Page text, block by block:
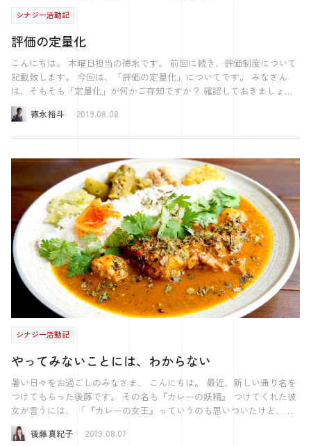
と 人間は自由ではない方がいいこともあるのです。 例えば、新人に
裁量が多い会社というのは 何をするのも自由で喜ばれると思われがち
ですが。 実はその責任の重さから離職に繋がるケースも多いのです。
就職3年以内の離職理由のトップが仕事へのストレスであることを考え
ると 新入社員を自由にし過ぎることも考えものかもしれません。 私
もお客様からアポイントをいただく際は いつでも大丈夫ですと言わず
来週、今週のように 少なからず絞った形で聞くことにしています。
いつでもだと選択肢が無限大でしんどいですからね。 【今週の何切
る？】 さてさてやってまいりました。 先週の模範解答です。 東一
ズの４、ソーズの８（５）です。 マンズの６はドラですし、 これだ
け形がいいところから切ってしまうのはもったいないです。 ソーズの
８切りは受け入れ枚数で ピンズの４切りに及びません。 またテンパイ
時の待ちの良さで比較しても ピンズ４を残した場合ピンズの３、ピン
ズの５が来れば両面待ちになりますが ソーズの８を残せばソーズの
７、ソーズの６が来れば両面待ち、 またソーズの４が来ると３、６、
９の３面待ちになります。 これらを踏まえて、 答えはピンズの４で
す。 さて今回の問題です。 東一局 自分は西家 ドラは西 4巡目で
す。 選択肢は4つですね。 どんな理由で何を切るでしょうか？ 考えて
みてください。 また来週お会いしましょう。
シナジー活動記
評価の定量化
こんにちは。 木曜日担当の徳永です。 前回に続き、評価制度について
記載致します。 今回は、「評価の定量化」についてです。 みなさん
は、そもそも「定量化」が何かご存知ですか？ 確認しておきましょ
う。 定量化：大量の量的な側面に注目し、数値を用いた記述などを行
うこと。 では、評価を定量化するにはどうすればよいでしょうか？ ま
てひとりひとりに合わせて作成します。 例えば、新人であれば《社内
のマニュアル作成30件》のような形です。 作成した数値
に合わせて、 評価基準もいくつかの段階があり、実際の成果によって
四半期の評価が決定していきます。 成果の定量化以外にも、しっかり
と評価すべき点があります。 それが、行動の定量化です。 行動の定量
化は、 定められた成果に対してどのような行動をどれだけ行い、達成
に向けて活動をするのか 予め決めておくことで、行動を定量的に評価
していきます。 この行動は、 対象社員と上司が話し合いを行いなが
ら、決定していきます。 この行動の定量評価があるのとないのとで
は、 社員のモチベーションや成果の再現性に大きな違いが出てきま
た会社として再現性のある仕事ができるよう社員を教育するためにも
行動の定量評価というのは非常に重要になってきます。 例えば弊社で
は、 成果：マニュアル30件 だとした時に、 行動：週ごとに3件のマニ
ュアルを作成するため、水曜日の11:30~12:00をマニュアル作成の時間と
し3件のマニュアル作成を行います。 のような形で決定してきます。
ぜひ皆さんも、行動の定量化に挑戦してみてはいかがでしょうか。 で
は、今週はこれで失礼致します。
徳永裕斗 2019.08.08
シナジー活動記
やってみないことには、わからない
暑い日々をお過ごしのみなさま、 こんにちは。 最近、新しい通り名を
つけてもらった後藤です。 その名も『カレーの妖精』 つけてくれた彼
女が言うには、 「『カレーの女王』っていうのも思いついたけど、 後
藤さんは女王って柄じゃない」 とのことです。 地に足がついていない
ということでしょうか？ それとも威厳の問題？ いろいろと思うことは
後藤真紀子 2019.08.07